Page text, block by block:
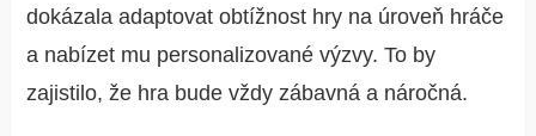
dokázala adaptovat obtížnost hry na úroveň hráče
a nabízet mu personalizované výzvy. To by
zajistilo, že hra bude vždy zábavná a náročná.